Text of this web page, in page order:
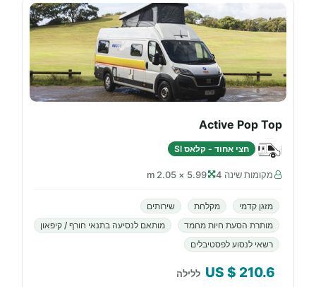
Active Pop Top
חצי אחוד - קלאס SI
מקומות שינה 4 5.99 × 2.05 m
מזגן קדמי מקלחת
שירותים
מותרת הסעת חיות מחמד
מותאם לנסיעה בתנאי חורף / קיפאון
רשאי לנסוע לפסטיבלים
210.6
$ US ללילה